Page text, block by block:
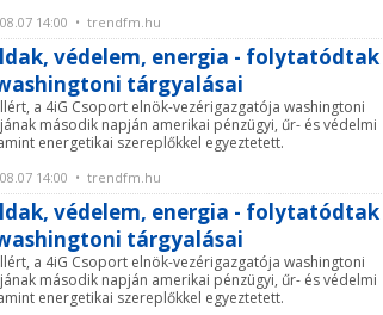
14:00 • trendfm.hu
védelem, energia - folytatódtak
tárgyalásai
a 4iG Csoport elnök-vezérigazgatója washingtoni
második napján amerikai pénzügyi, űr- és védelmi
energetikai szereplőkkel egyeztetett.
14:00 • trendfm.hu
védelem, energia - folytatódtak
tárgyalásai
a 4iG Csoport elnök-vezérigazgatója washingtoni
második napján amerikai pénzügyi, űr- és védelmi
energetikai szereplőkkel egyeztetett.